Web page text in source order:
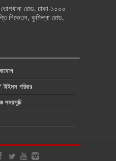
রোড, ঢাকা-১০০০
নিকেতন, কুমিল্লা রোড,
টাইমস পরিবার
সময়সূচি